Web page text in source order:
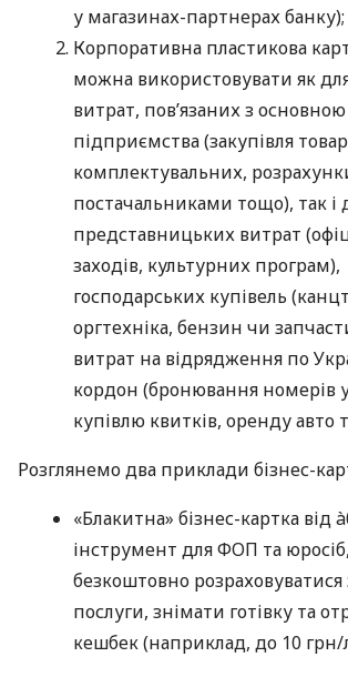
у магазинах-партнерах банку);
Корпоративна пластикова
можна використовувати як
витрат, пов’язаних з
підприємства (закупівля
комплектувальних,
постачальниками тощо), так і
представницьких витрат
заходів, культурних програм),
господарських купівель
оргтехніка, бензин чи
витрат на відрядження по
кордон (бронювання номерів у
купівлю квитків, оренду авто
Розглянемо два приклади бізнес-
«Блакитна» бізнес-картка від
інструмент для ФОП та
безкоштовно розраховуватися
послуги, знімати готівку та
кешбек (наприклад, до 10